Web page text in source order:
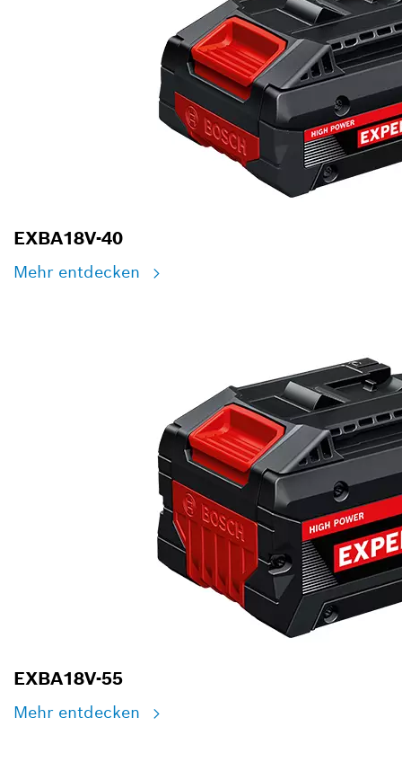
EXBA18V-40
Mehr entdecken
EXBA18V-55
Mehr entdecken